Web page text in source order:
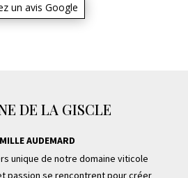
un avis Google
DE LA GISCLE
AUDEMARD
unique de notre domaine viticole
passion se rencontrent pour créer